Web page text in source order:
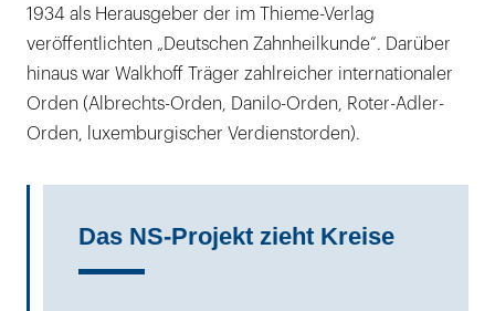
1934 als Herausgeber der im Thieme-Verlag
veröffentlichten „Deutschen Zahnheilkunde“. Darüber
hinaus war Walkhoff Träger zahlreicher internationaler
Orden (Albrechts-Orden, Danilo-Orden, Roter-Adler-
Orden, luxemburgischer Verdienstorden).
Das NS-Projekt zieht Kreise